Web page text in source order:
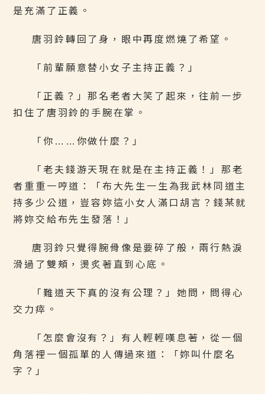
是充滿了正義。
唐羽鈴轉回了身，眼中再度燃燒了希望。
「前輩願意替小女子主持正義？」
「正義？」那名老者大笑了起來，往前一步
扣住了唐羽鈴的手腕在掌。
「你……你做什麼？」
「老夫錢游天現在就是在主持正義！」那老
者重重一哼道：「布大先生一生為我武林同道主
持多少公道，豈容妳這小女人滿口胡言？錢某就
將妳交給布先生發落！」
唐羽鈴只覺得腕骨像是要碎了般，兩行熱淚
滑過了雙頰，燙炙著直到心底。
「難道天下真的沒有公理？」她問，問得心
交力瘁。
「怎麼會沒有？」有人輕輕嘆息著，從一個
角落裡一個孤單的人傳過來道：「妳叫什麼名
字？」